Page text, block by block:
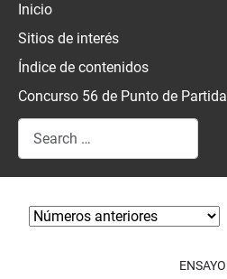
Inicio
Sitios de interés
Índice de contenidos
Concurso 56 de Punto de Partida
Search
ENSAYO